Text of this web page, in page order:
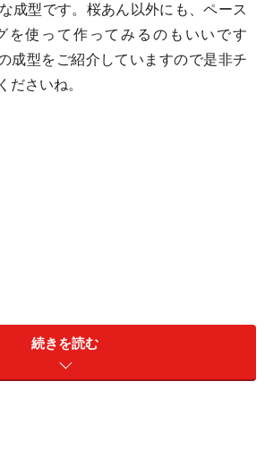
成型です。桜あん以外にも、ペース
を使って作ってみるのもいいです
成型をご紹介していますので是非チ
ださいね。
続きを読む